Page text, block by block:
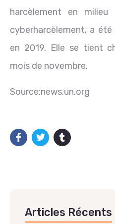
harcèlement en
cyberharcèlement, a été
en 2019. Elle se tient
mois de novembre.
Source:news.un.org
Articles Récents